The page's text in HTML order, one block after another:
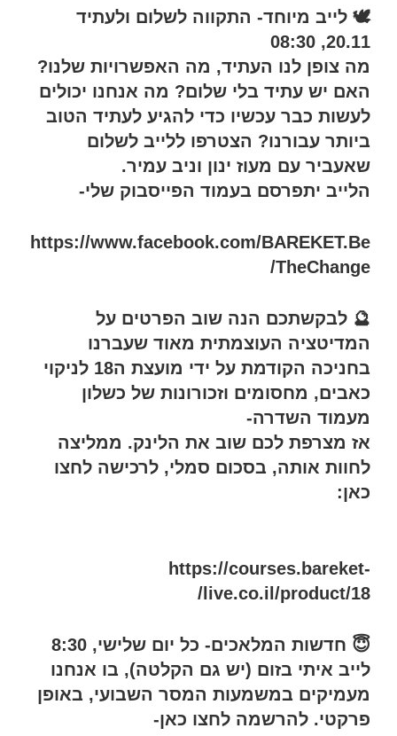
🕊️ לייב מיוחד- התקווה לשלום ולעתיד
20.11, 08:30
מה צופן לנו העתיד, מה האפשרויות שלנו?
האם יש עתיד בלי שלום? מה אנחנו יכולים
לעשות כבר עכשיו כדי להגיע לעתיד הטוב
ביותר עבורנו? הצטרפו ללייב לשלום
שאעביר עם מעוז ינון וניב עמיר.
הלייב יתפרסם בעמוד הפייסבוק שלי-
https://www.facebook.com/BAREKET.Be
TheChange/
🔮 לבקשתכם הנה שוב הפרטים על
המדיטציה העוצמתית מאוד שעברנו
בחניכה הקודמת על ידי מועצת ה18 לניקוי
כאבים, מחסומים וזכורונות של כשלון
מעמוד השדרה-
אז מצרפת לכם שוב את הלינק. ממליצה
לחוות אותה, בסכום סמלי, לרכישה לחצו
כאן:
https://courses.bareket-
live.co.il/product/18/
😇 חדשות המלאכים- כל יום שלישי, 8:30
לייב איתי בזום (יש גם הקלטה), בו אנחנו
מעמיקים במשמעות המסר השבועי, באופן
פרקטי. להרשמה לחצו כאן-